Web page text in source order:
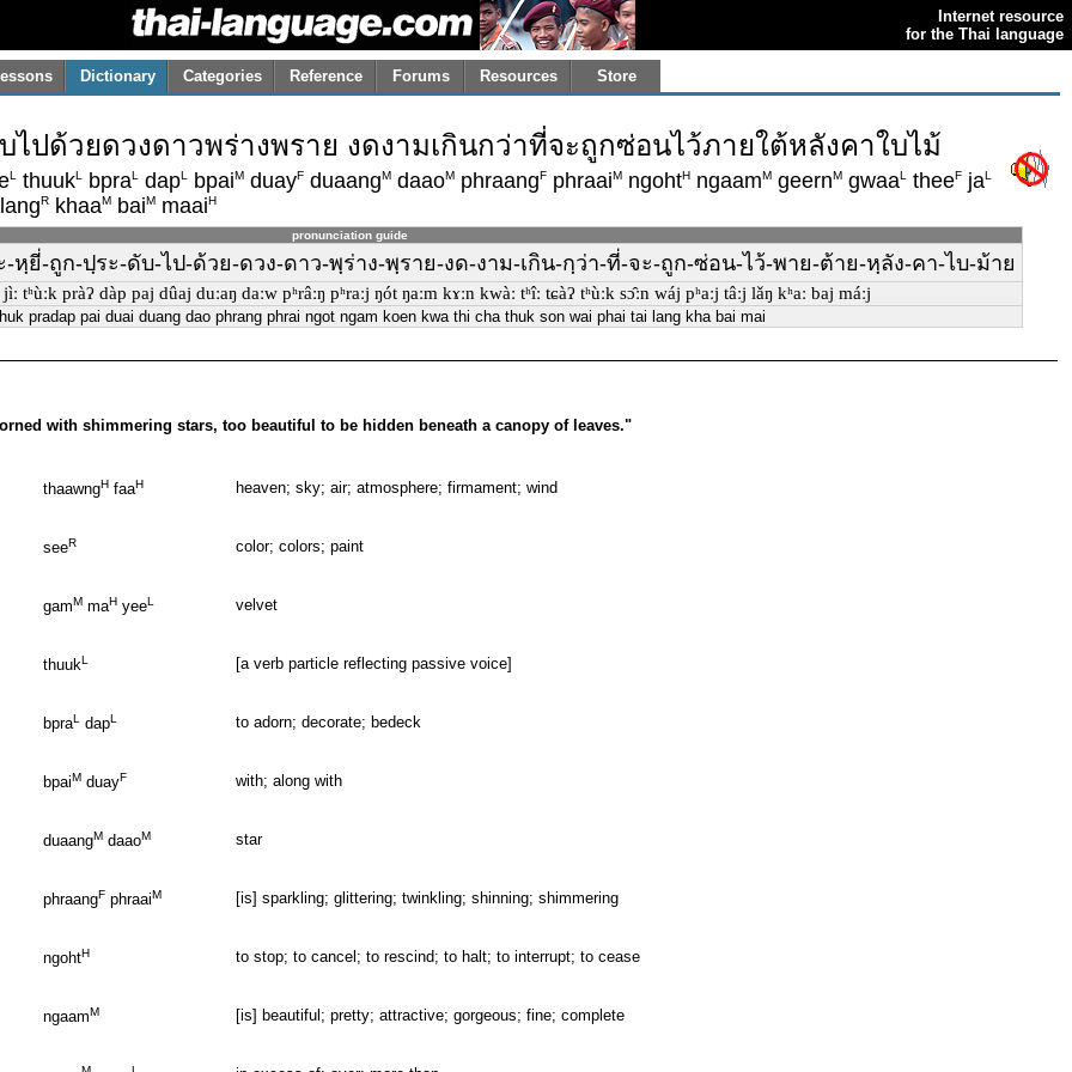
Internet resource
for the Thai language
Dictionary Categories Reference Forums Resources Store
ปด้วยดวงดาวพร่างพราย งดงามเกินกว่าที่จะถูกซ่อนไว้ภายใต้หลังคาใบไม้
L thuukL bpraL dapL bpaiM duayF duaangM daaoM phraangF phraaiM ngohtH ngaamM geernM gwaaL theeF jaL
R khaaM baiM maaiH
pronunciation guide
หฺยี่-ถูก-ปฺระ-ดับ-ไป-ด้วย-ดวง-ดาว-พฺร่าง-พฺราย-งด-งาม-เกิน-กฺว่า-ที่-จะ-ถูก-ซ่อน-ไว้-พาย-ต้าย-หฺลัง-คา-ไบ-ม้าย
tʰùːk pràʔ dàp paj dûaj duːaŋ daːw pʰrâːŋ pʰraːj ŋót ŋaːm kɤːn kwàː tʰîː tɕàʔ tʰùːk sɔ̂ːn wáj pʰaːj tâːj lǎŋ kʰaː baj máːj
pradap pai duai duang dao phrang phrai ngot ngam koen kwa thi cha thuk son wai phai tai lang kha bai mai
with shimmering stars, too beautiful to be hidden beneath a canopy of leaves."
thaawngH faaH heaven; sky; air; atmosphere; firmament; wind
seeR color; colors; paint
gamM maH yeeL velvet
thuukL [a verb particle reflecting passive voice]
bpraL dapL to adorn; decorate; bedeck
bpaiM duayF with; along with
duaangM daaoM star
phraangF phraaiM [is] sparkling; glittering; twinkling; shinning; shimmering
ngohtH to stop; to cancel; to rescind; to halt; to interrupt; to cease
ngaamM [is] beautiful; pretty; attractive; gorgeous; fine; complete